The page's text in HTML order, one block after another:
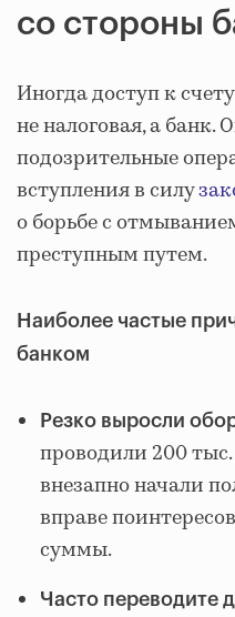
со стороны
Иногда доступ к
не налоговая, а банк.
подозрительные
вступления в силу
о борьбе с
преступным путем.
Наиболее частые
банком
Резко выросли
проводили 200
внезапно начали
вправе
суммы.
Часто переводите